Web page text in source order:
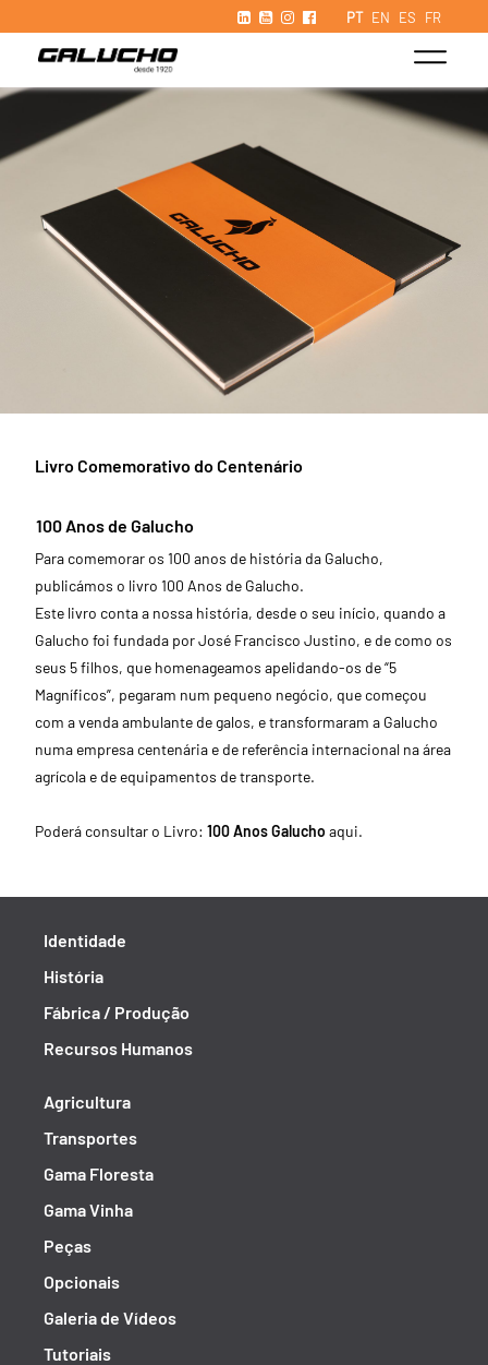
PT EN ES FR
Livro Comemorativo do Centenário
100 Anos de Galucho
Para comemorar os 100 anos de história da Galucho,
publicámos o livro 100 Anos de Galucho.
Este livro conta a nossa história, desde o seu início, quando a
Galucho foi fundada por José Francisco Justino, e de como os
seus 5 filhos, que homenageamos apelidando-os de “5
Magníficos”, pegaram num pequeno negócio, que começou
com a venda ambulante de galos, e transformaram a Galucho
numa empresa centenária e de referência internacional na área
agrícola e de equipamentos de transporte.
Poderá consultar o Livro: 100 Anos Galucho aqui.
Identidade
História
Fábrica / Produção
Recursos Humanos
Agricultura
Transportes
Gama Floresta
Gama Vinha
Peças
Opcionais
Galeria de Vídeos
Tutoriais